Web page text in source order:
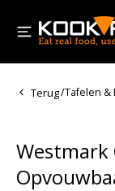
Terug/Tafelen &
Westmark